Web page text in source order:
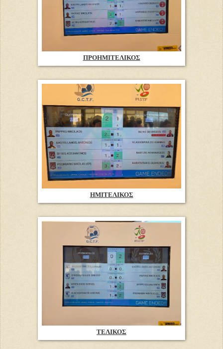
ΠΡΟΗΜΙΤΕΛΙΚΟΣ
ΗΜΙΤΕΛΙΚΟΣ
ΤΕΛΙΚΟΣ